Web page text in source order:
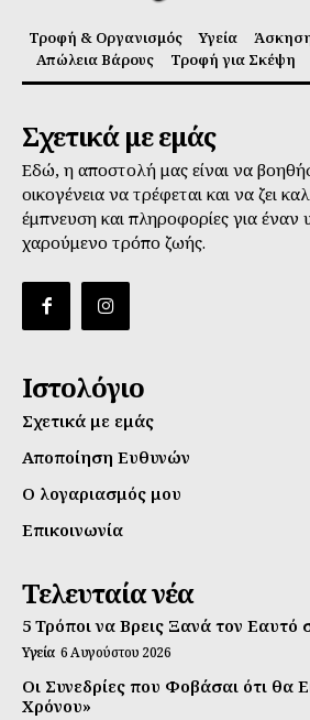
Τροφή & Οργανισμός Υγεία
Απώλεια Βάρους
Τροφή για Σκέψη
Σχετικά με εμάς
Εδώ, η αποστολή μας είναι να
οικογένεια να τρέφεται και να ζει
έμπνευση και πληροφορίες για έναν
χαρούμενο τρόπο ζωής.
Ιστολόγιο
Σχετικά με εμάς
Αποποίηση Ευθυνών
Ο λογαριασμός μου
Επικοινωνία
Τελευταία νέα
5 Τρόποι να Βρεις Ξανά τον Εαυτό
Υγεία 6 Αυγούστου 2026
Οι Συνεδρίες που Φοβάσαι ότι θα
Χρόνου»